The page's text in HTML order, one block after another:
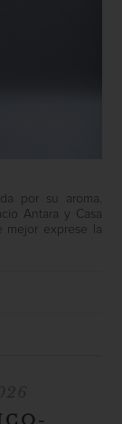
por su aroma.
Antara y Casa
mejor exprese la